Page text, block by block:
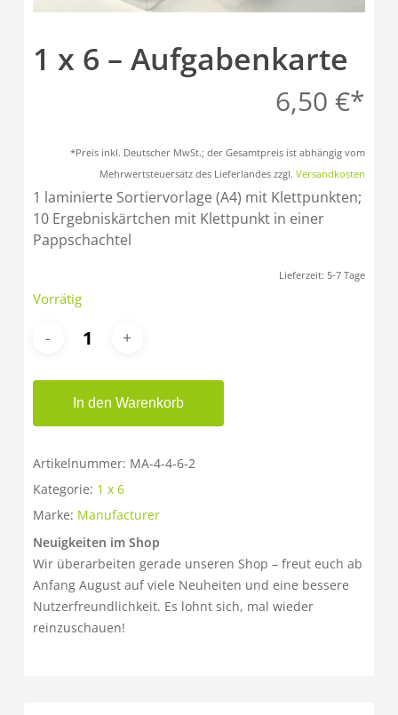
1 x 6 – Aufgabenkarte
6,50€
*Preis inkl. Deutscher MwSt.; der Gesamtpreis ist abhängig vom
Mehrwertsteuersatz des Lieferlandes zzgl.Versandkosten
1 laminierte Sortiervorlage (A4) mit Klettpunkten;
10 Ergebniskärtchen mit Klettpunkt in einer
Pappschachtel
Lieferzeit: 5-7 Tage
Vorrätig
In den Warenkorb
Artikelnummer: MA-4-4-6-2
Kategorie: 1 x 6
Marke: Manufacturer
Neuigkeiten im Shop
Wir überarbeiten gerade unseren Shop – freut euch ab
Anfang August auf viele Neuheiten und eine bessere
Nutzerfreundlichkeit. Es lohnt sich, mal wieder
reinzuschauen!